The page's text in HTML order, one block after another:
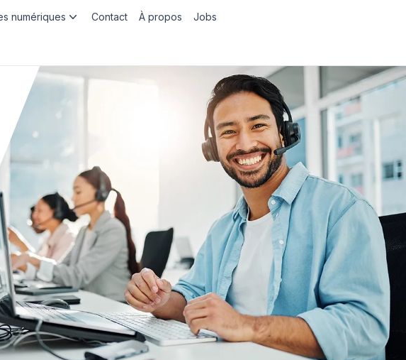
numériques Contact À propos Jobs